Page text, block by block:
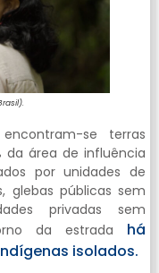
se terras
da área de influência
por unidades de
glebas públicas sem
privadas sem
da estrada há
isolados.